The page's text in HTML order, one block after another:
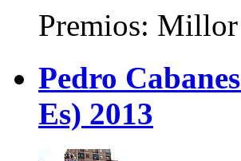
Premios:
Pedro
Es) 2013